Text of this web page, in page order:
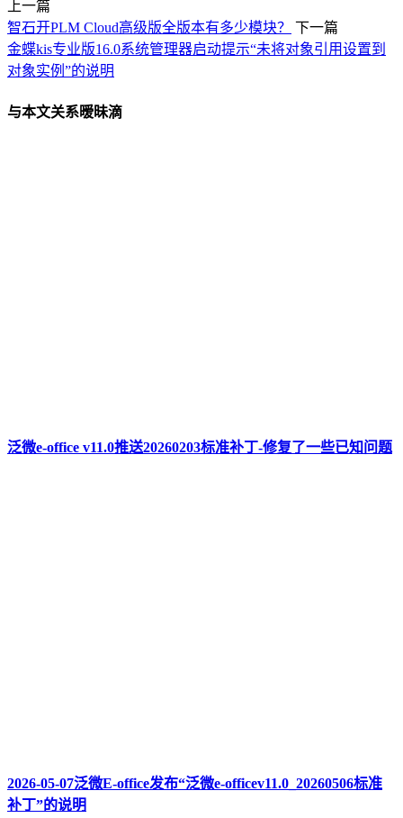
上一篇
智石开PLM Cloud高级版全版本有多少模块？
下一篇
金蝶kis专业版16.0系统管理器启动提示“未将对象引用设置到
对象实例”的说明
与本文关系暧昧滴
泛微e-office v11.0推送20260203标准补丁-修复了一些已知问题
2026-05-07泛微E-office发布“泛微e-officev11.0_20260506标准
补丁”的说明